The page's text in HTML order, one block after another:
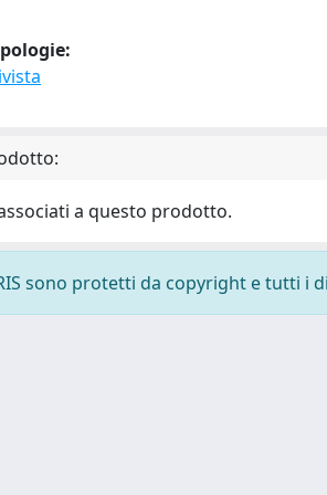
a questo prodotto.
sono protetti da copyright e tutti i